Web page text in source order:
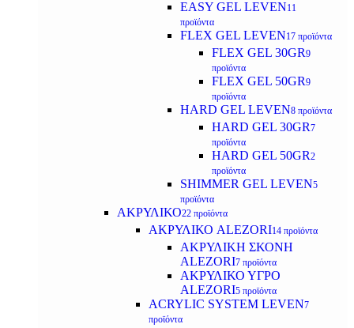
EASY GEL LEVEN11
προϊόντα
FLEX GEL LEVEN17 προϊόντα
FLEX GEL 30GR9
προϊόντα
FLEX GEL 50GR9
προϊόντα
HARD GEL LEVEN8 προϊόντα
HARD GEL 30GR7
προϊόντα
HARD GEL 50GR2
προϊόντα
SHIMMER GEL LEVEN5
προϊόντα
ΑΚΡΥΛΙΚΟ22 προϊόντα
ΑΚΡΥΛΙΚΟ ALEZORI14 προϊόντα
ΑΚΡΥΛΙΚΗ ΣΚΟΝΗ
ALEZORI7 προϊόντα
ΑΚΡΥΛΙΚΟ ΥΓΡΟ
ALEZORI5 προϊόντα
ACRYLIC SYSTEM LEVEN7
προϊόντα